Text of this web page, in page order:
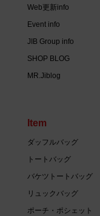
Web更新info
Event info
JIB Group info
SHOP BLOG
MR.Jiblog
Item
ダッフルバッグ
トートバッグ
バケツトートバッグ
リュックバッグ
ポーチ・ポシェット